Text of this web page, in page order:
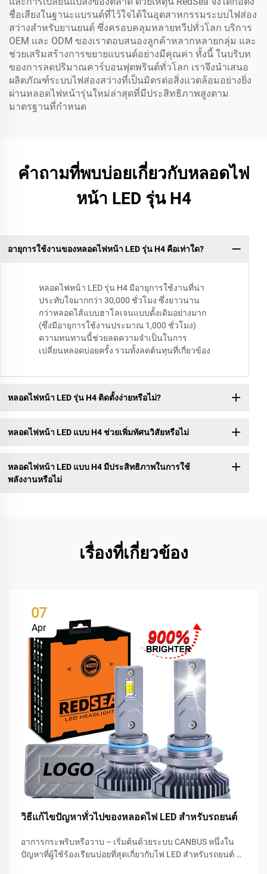
ชื่อเสียงในฐานะแบรนด์ที่ไว้ใจได้ในอุตสาหกรรมระบบไฟส่อง
สว่างสำหรับยานยนต์ ซึ่งครอบคลุมหลายทวีปทั่วโลก บริการ
OEM และ ODM ของเราตอบสนองลูกค้าหลากหลายกลุ่ม และ
ช่วยเสริมสร้างการขยายแบรนด์อย่างมีคุณค่า ทั้งนี้ ในบริบท
ของการลดปริมาณคาร์บอนฟุตพรินต์ทั่วโลก เราจึงนำเสนอ
ผลิตภัณฑ์ระบบไฟส่องสว่างที่เป็นมิตรต่อสิ่งแวดล้อมอย่างยิ่ง
ผ่านหลอดไฟหน้ารุ่นใหม่ล่าสุดที่มีประสิทธิภาพสูงตาม
มาตรฐานที่กำหนด
คำถามที่พบบ่อยเกี่ยวกับหลอดไฟ
หน้า LED รุ่น H4
อายุการใช้งานของหลอดไฟหน้า LED รุ่น H4 คือเท่าใด?
หลอดไฟหน้า LED รุ่น H4 มีอายุการใช้งานที่น่า
ประทับใจมากกว่า 30,000 ชั่วโมง ซึ่งยาวนาน
กว่าหลอดไส้แบบฮาโลเจนแบบดั้งเดิมอย่างมาก
(ซึ่งมีอายุการใช้งานประมาณ 1,000 ชั่วโมง)
ความทนทานนี้ช่วยลดความจำเป็นในการ
เปลี่ยนหลอดบ่อยครั้ง รวมทั้งลดต้นทุนที่เกี่ยวข้อง
หลอดไฟหน้า LED รุ่น H4 ติดตั้งง่ายหรือไม่?
หลอดไฟหน้า LED แบบ H4 ช่วยเพิ่มทัศนวิสัยหรือไม่
หลอดไฟหน้า LED แบบ H4 มีประสิทธิภาพในการใช้
พลังงานหรือไม่
เรื่องที่เกี่ยวข้อง
07
Apr
วิธีแก้ไขปัญหาทั่วไปของหลอดไฟ LED สำหรับรถยนต์
อาการกระพริบหรือวาบ – เริ่มต้นด้วยระบบ CANBUS หนึ่งใน
ปัญหาที่ผู้ใช้ร้องเรียนบ่อยที่สุดเกี่ยวกับไฟ LED สำหรับรถยนต์ คือ